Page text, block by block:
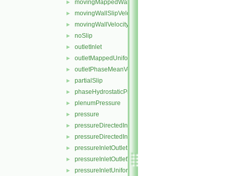
► movingMappedWallVelocity
► movingWallSlipVelocity
► movingWallVelocity
► noSlip
► outletInlet
► outletMappedUniformInlet
► outletPhaseMeanVelocity
► partialSlip
► phaseHydrostaticPressure
► plenumPressure
► pressure
► pressureDirectedInletOutletVelocity
► pressureDirectedInletVelocity
► pressureInletOutletParSlipVelocity
► pressureInletOutletVelocity
► pressureInletUniformVelocity